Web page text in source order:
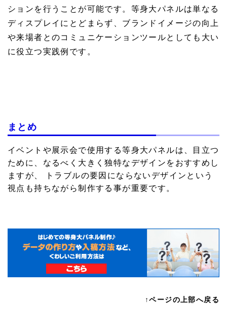
ションを行うことが可能です。等身大パネルは単なる
ディスプレイにとどまらず、ブランドイメージの向上
や来場者とのコミュニケーションツールとしても大い
に役立つ実践例です。
まとめ
イベントや展示会で使用する等身大パネルは、目立つ
ために、なるべく大きく独特なデザインをおすすめし
ますが、 トラブルの要因にならないデザインという
視点も持ちながら制作する事が重要です。
↑ページの上部へ戻る